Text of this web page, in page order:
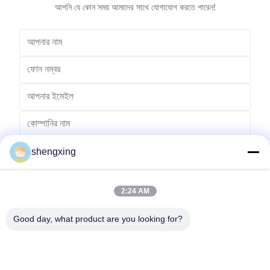
আপনি যে কোন সময় আমাদের সাথে যোগাযোগ করতে পারেন!
পাঠান
shengxing
2:24 AM
Good day, what product are you looking for?